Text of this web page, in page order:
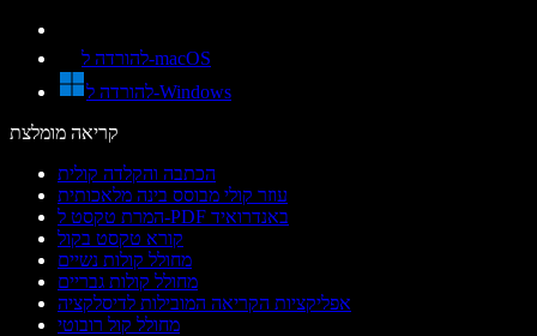
להורדה ל-macOS
להורדה ל-Windows
קריאה מומלצת
הכתבה והקלדה קולית
עוזר קולי מבוסס בינה מלאכותית
המרת טקסט ל-PDF באנדרואיד
קורא טקסט בקול
מחולל קולות נשיים
מחולל קולות גבריים
אפליקציות הקריאה המובילות לדיסלקציה
מחולל קול רובוטי